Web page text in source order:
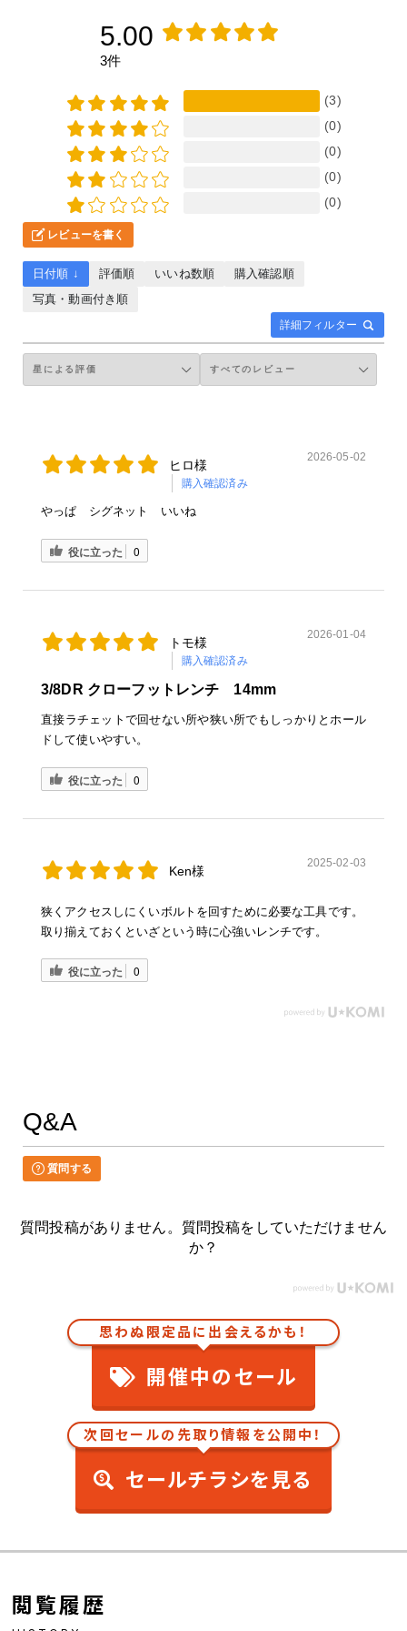
5.00
3件
(3)
(0)
(0)
(0)
(0)
レビューを書く
詳細フィルター
日付順 ↓ 評価順 いいね数順
購入確認順
写真・動画付き順
ヒロ様
購入確認済み
2026-05-02
やっぱ シグネット いいね
役に立った 0
トモ様
購入確認済み
2026-01-04
3/8DR クローフットレンチ 14mm
直接ラチェットで回せない所や狭い所でもしっかりとホール
ドして使いやすい。
役に立った 0
Ken様
2025-02-03
狭くアクセスしにくいボルトを回すために必要な工具です。
取り揃えておくといざという時に心強いレンチです。
役に立った 0
Q&A
質問する
質問投稿がありません。質問投稿をしていただけません
か？
思わぬ限定品に出会えるかも！
開催中のセール
次回セールの先取り情報を公開中！
セールチラシを見る
閲覧履歴